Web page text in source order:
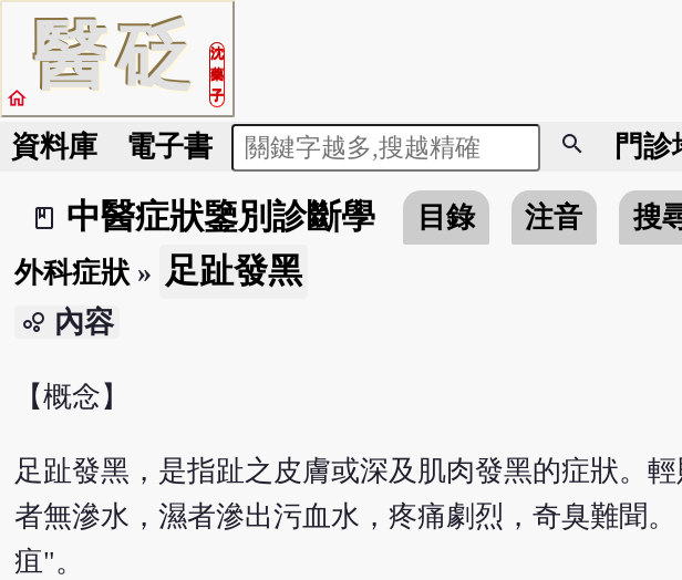
醫砭
沈
藥
子
home
資料庫 電子書 search 門診
book_2
中醫症狀鑒別診斷學 目錄 注音 搜
外科症狀» 足趾發黑
bubble_chart 內容
【概念】
足趾發黑，是指趾之皮膚或深及肌肉發黑的症狀。
者無滲水，濕者滲出污血水，疼痛劇烈，奇臭難聞
疽"。